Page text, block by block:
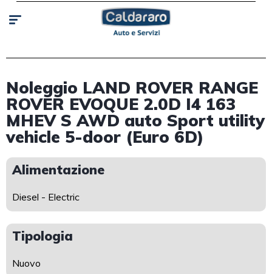
Noleggio LAND ROVER RANGE
ROVER EVOQUE 2.0D I4 163
MHEV S AWD auto Sport utility
vehicle 5-door (Euro 6D)
Alimentazione
Diesel - Electric
Tipologia
Nuovo